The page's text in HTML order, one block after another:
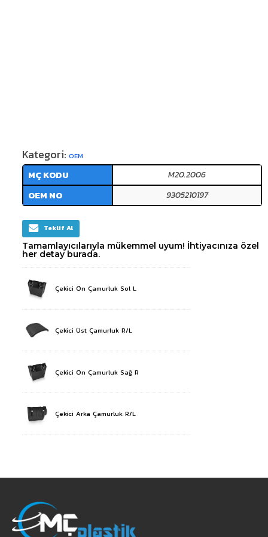
Kategori: OEM
MÇ KODU M20.2006
OEM NO 9305210197
Teklif Al
Tamamlayıcılarıyla mükemmel uyum! İhtiyacınıza özel
her detay burada.
Çekici Ön Çamurluk Sol L
Çekici Üst Çamurluk R/L
Çekici Ön Çamurluk Sağ R
Çekici Arka Çamurluk R/L